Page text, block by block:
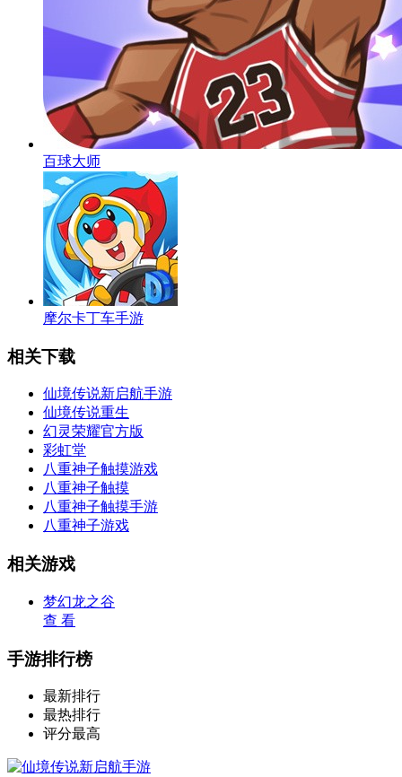
百球大师
摩尔卡丁车手游
相关下载
仙境传说新启航手游
仙境传说重生
幻灵荣耀官方版
彩虹堂
八重神子触摸游戏
八重神子触摸
八重神子触摸手游
八重神子游戏
相关游戏
梦幻龙之谷
查 看
手游排行榜
最新排行
最热排行
评分最高